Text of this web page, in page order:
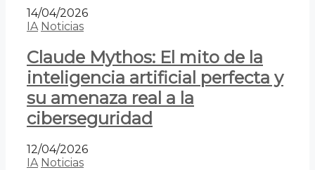
14/04/2026
IA Noticias
Claude Mythos: El mito de la
inteligencia artificial perfecta y
su amenaza real a la
ciberseguridad
12/04/2026
IA Noticias